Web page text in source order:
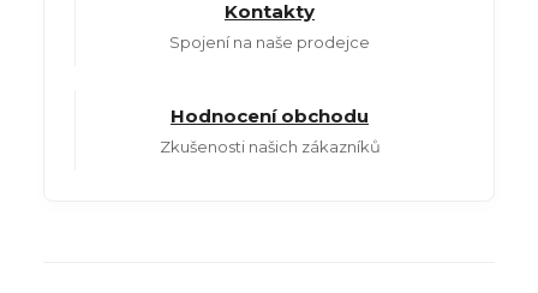
Kontakty
Spojení na naše prodejce
Hodnocení obchodu
Zkušenosti našich zákazníků